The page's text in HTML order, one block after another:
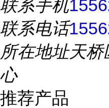
联系手机
联系电话
所在地址天桥
心
推荐产品